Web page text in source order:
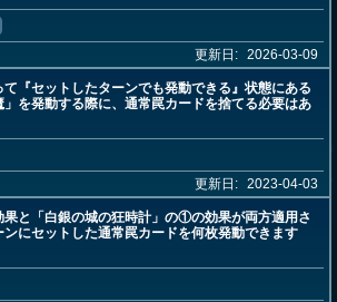
更新日: 2026-03-09
『セットしたターンでも発動できる』状態にある
」を発動する際に、通常罠カードを捨てる必要はあ
更新日: 2023-04-03
果と「白銀の城の狂時計」の①の効果が両方適用さ
にセットした通常罠カードを何枚発動できます